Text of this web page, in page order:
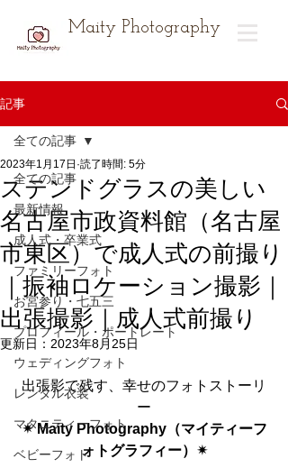
Maity Photography
記事
全ての記事
最新情報
成人式・卒業式
ファミリーフォト
お宮参り・七五三
プロフィール・ポートレート
ウェディングフォト
レンタル衣装
マタニティーフォト
ベビーフォト
全ての記事
ステンドグラスの美しい
名古屋市政資料館（名古屋
市東区）で成人式の前撮り
｜振袖ロケーション撮影｜
出張撮影｜成人式前撮り
2023年1月17日 読了時間: 5分
更新日： 2023年8月25日
出張影で残す、幸せのフォトストーリ
ー
✴︎ Maity Photography（マイティーフ
ォトグラフィー）✴︎